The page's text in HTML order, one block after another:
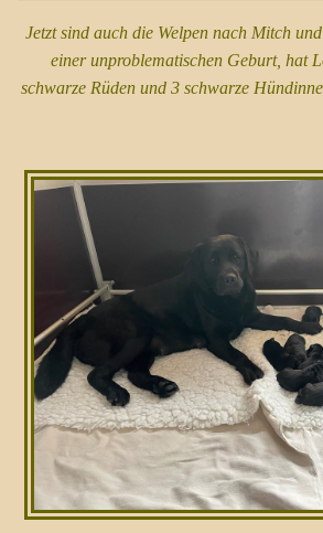
Jetzt sind auch die Welpen nach Mitch
einer unproblematischen Geburt, hat
schwarze Rüden und 3 schwarze